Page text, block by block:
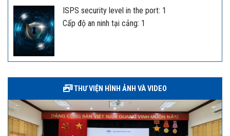
ISPS security level in the port: 1
Cấp độ an ninh tại cảng: 1
THƯ VIỆN HÌNH ẢNH VÀ VIDEO